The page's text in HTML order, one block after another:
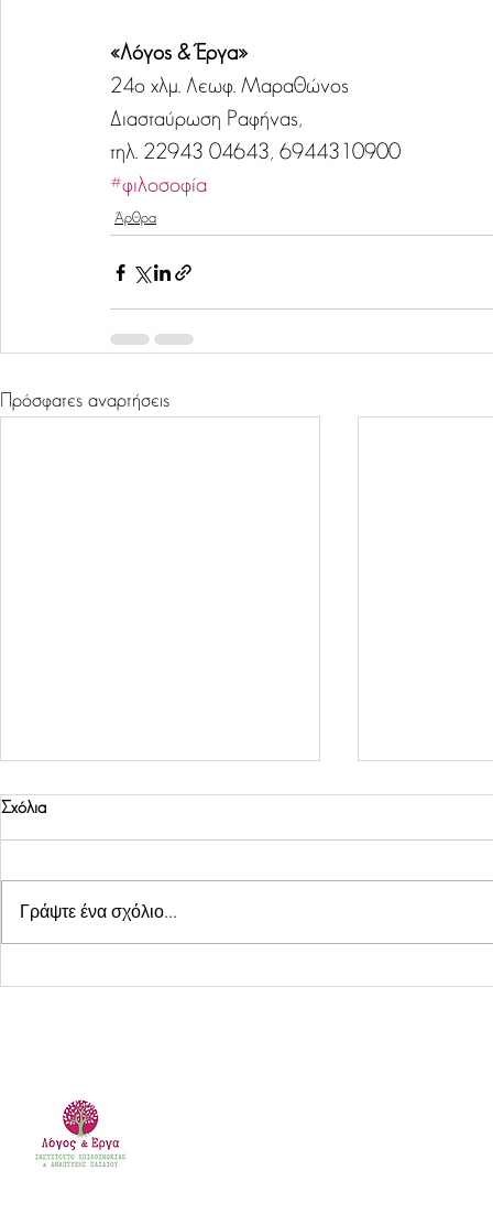
«Λόγος & Έργα»
24ο χλμ. Λεωφ. Μαραθώνος
Διασταύρωση Ραφήνας,
τηλ. 22943 04643, 6944310900
#φιλοσοφία
Άρθρα
Πρόσφατες αναρτήσεις
Σχόλια
Γράψτε ένα σχόλιο...